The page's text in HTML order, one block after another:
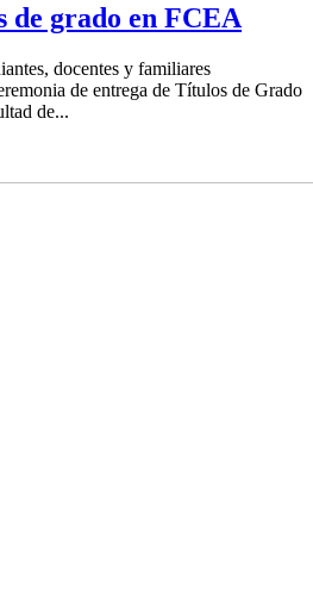
de grado en FCEA
docentes y familiares
de entrega de Títulos de Grado
de...